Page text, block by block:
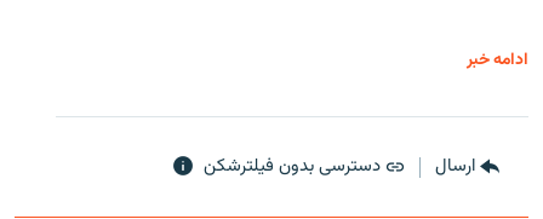
ادامه خبر
ارسال دسترسی بدون فیلترشکن